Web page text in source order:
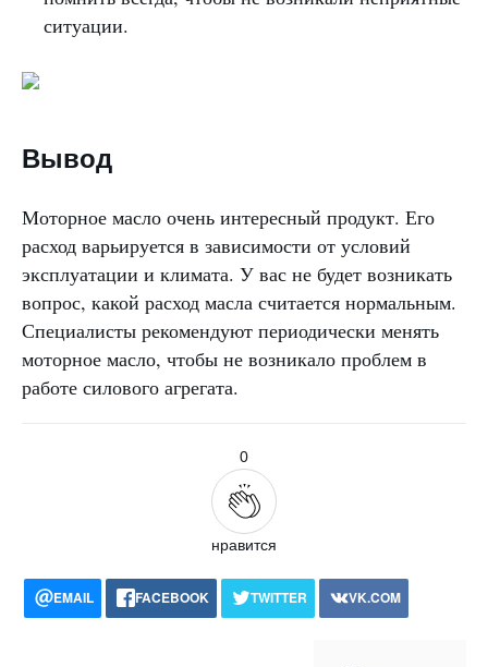
ситуации.
Вывод
Моторное масло очень интересный продукт. Его
расход варьируется в зависимости от условий
эксплуатации и климата. У вас не будет возникать
вопрос, какой расход масла считается нормальным.
Специалисты рекомендуют периодически менять
моторное масло, чтобы не возникало проблем в
работе силового агрегата.
0
нравится
EMAIL FACEBOOK TWITTER
VK.COM